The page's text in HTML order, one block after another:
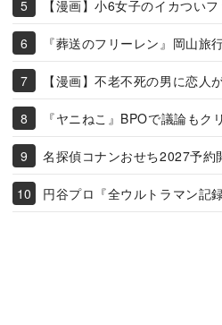
【漫画】小6女子のイカつい
『葬送のフリーレン』岡山旅
【漫画】不老不死の男に恋人
『ヤニねこ』BPOで議論もク
名探偵コナンおせち2027予約
円谷プロ『全ウルトラマン記